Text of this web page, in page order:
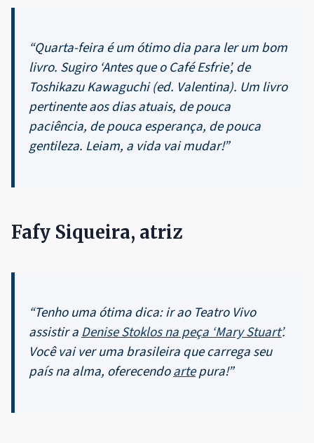
“Quarta-feira é um ótimo dia para ler um bom
livro. Sugiro ‘Antes que o Café Esfrie’, de
Toshikazu Kawaguchi (ed. Valentina). Um livro
pertinente aos dias atuais, de pouca
paciência, de pouca esperança, de pouca
gentileza. Leiam, a vida vai mudar!”
Fafy Siqueira, atriz
“Tenho uma ótima dica: ir ao Teatro Vivo
assistir aDenise Stoklos na peça ‘Mary Stuart’.
Você vai ver uma brasileira que carrega seu
país na alma, oferecendoartepura!”